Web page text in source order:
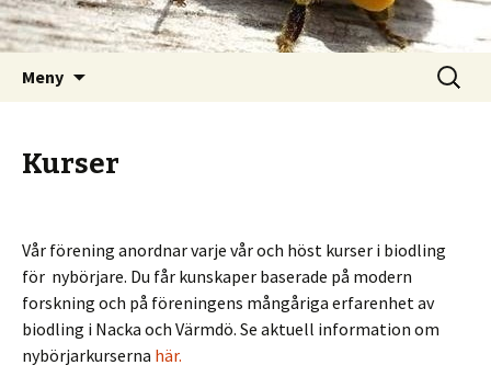
Meny
Sök
efter:
Kurser
Vår förening anordnar varje vår och höst kurser i biodling
för nybörjare. Du får kunskaper baserade på modern
forskning och på föreningens mångåriga erfarenhet av
biodling i Nacka och Värmdö. Se aktuell information om
nybörjarkurserna här.